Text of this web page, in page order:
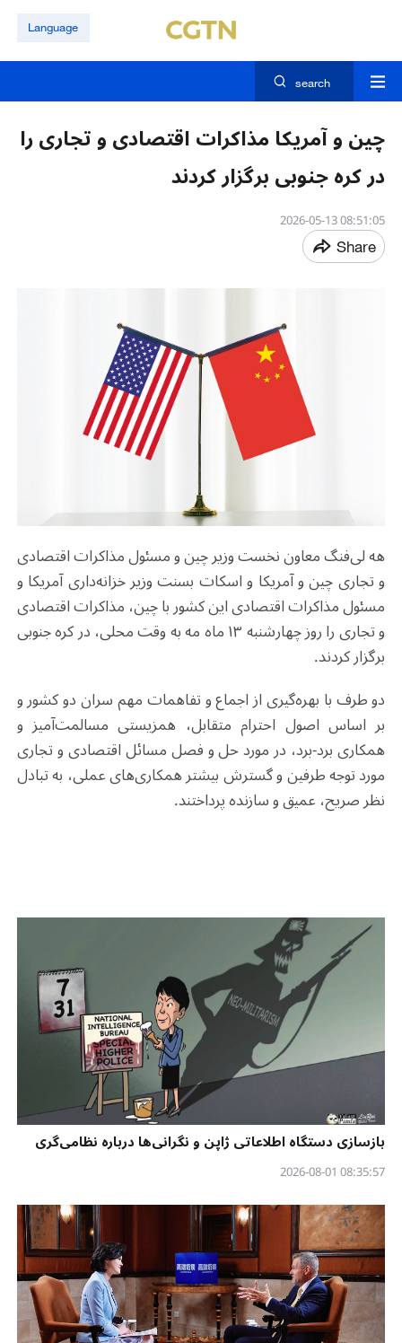
Language
search
چین و آمریکا مذاکرات اقتصادی و تجاری را
در کره جنوبی برگزار کردند
08:51:05 2026-05-13
Share
هه لی‌فنگ معاون نخست‌ وزیر چین و مسئول مذاکرات اقتصادی
و تجاری چین و آمریکا و اسکات بسنت وزیر خزانه‌داری آمریکا و
مسئول مذاکرات اقتصادی این کشور با چین، مذاکرات اقتصادی
و تجاری را روز چهارشنبه ۱۳ ماه مه به وقت محلی، در کره جنوبی
برگزار کردند.
دو طرف با بهره‌گیری از اجماع و تفاهمات مهم سران دو کشور و
بر اساس اصول احترام متقابل، همزیستی مسالمت‌آمیز و
همکاری برد-برد، در مورد حل و فصل مسائل اقتصادی و تجاری
مورد توجه طرفین و گسترش بیشتر همکاری‌های عملی، به تبادل
نظر صریح، عمیق و سازنده پرداختند.
بازسازی دستگاه اطلاعاتی ژاپن و نگرانی‌ها درباره نظامی‌گری
08:35:57 2026-08-01